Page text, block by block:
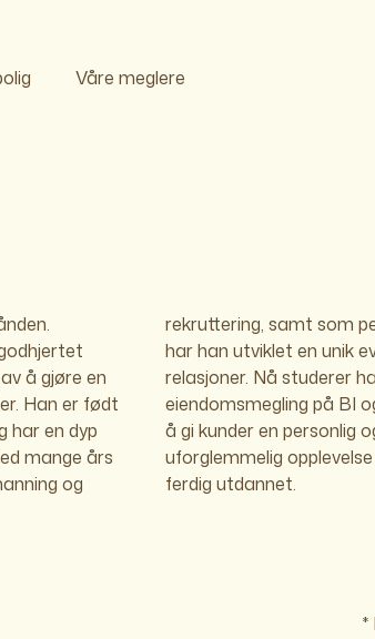
Våre meglere
å gjøre en
Han er født
har en dyp
mange års
og
rekruttering, samt som
til å bygge
han
gleder seg til
og
når han er
ferdig utdannet.
*